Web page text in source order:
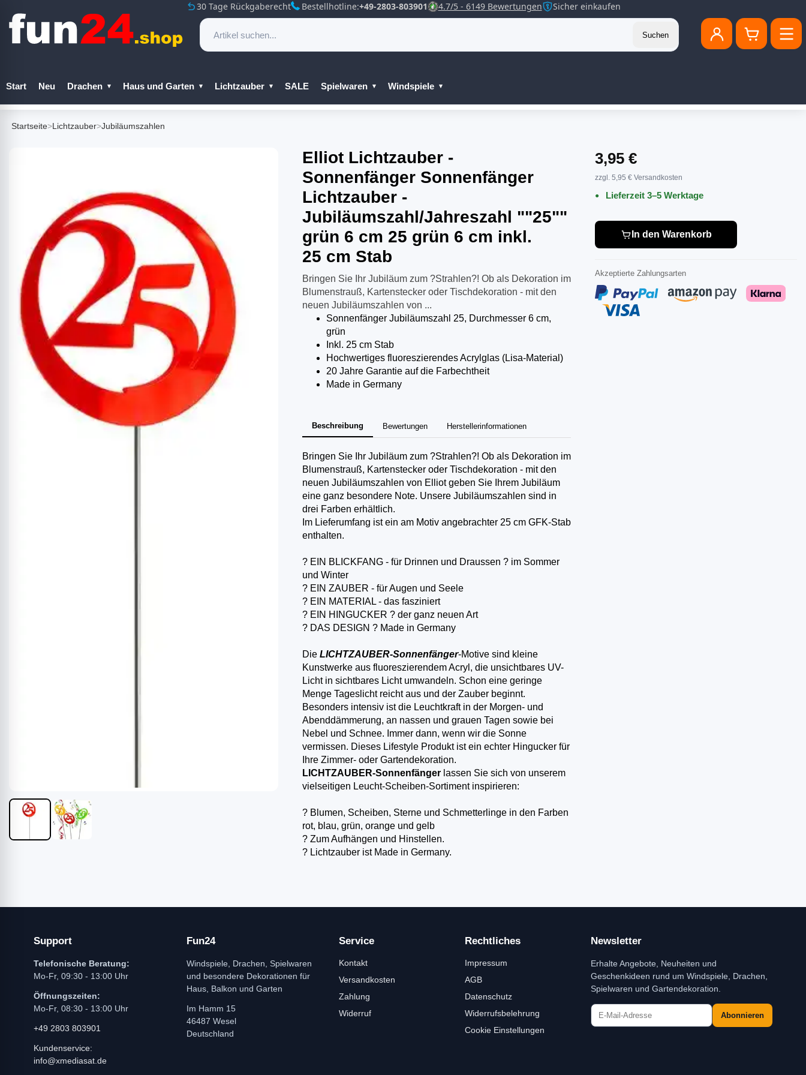
30 Tage Rückgaberecht Bestellhotline:+49-2803-803901 4.7/5 - 6149 Bewertungen Sicher einkaufen
Suchen
Start Neu Drachen Haus und Garten Lichtzauber SALE Spielwaren Windspiele
Startseite>Lichtzauber>Jubiläumszahlen
Elliot Lichtzauber -
Sonnenfänger Sonnenfänger
Lichtzauber -
Jubiläumszahl/Jahreszahl ""25""
grün 6 cm 25 grün 6 cm inkl.
25 cm Stab
Bringen Sie Ihr Jubiläum zum ?Strahlen?! Ob als Dekoration im
Blumenstrauß, Kartenstecker oder Tischdekoration - mit den
neuen Jubiläumszahlen von ...
Sonnenfänger Jubiläumszahl 25, Durchmesser 6 cm,
grün
Inkl. 25 cm Stab
Hochwertiges fluoreszierendes Acrylglas (Lisa-Material)
20 Jahre Garantie auf die Farbechtheit
Made in Germany
Beschreibung Bewertungen Herstellerinformationen
Bringen Sie Ihr Jubiläum zum ?Strahlen?! Ob als Dekoration im
Blumenstrauß, Kartenstecker oder Tischdekoration - mit den
neuen Jubiläumszahlen von Elliot geben Sie Ihrem Jubiläum
eine ganz besondere Note. Unsere Jubiläumszahlen sind in
drei Farben erhältlich.
Im Lieferumfang ist ein am Motiv angebrachter 25 cm GFK-Stab
enthalten.
? EIN BLICKFANG - für Drinnen und Draussen ? im Sommer
und Winter
? EIN ZAUBER - für Augen und Seele
? EIN MATERIAL - das fasziniert
? EIN HINGUCKER ? der ganz neuen Art
? DAS DESIGN ? Made in Germany
Die LICHTZAUBER-Sonnenfänger-Motive sind kleine
Kunstwerke aus fluoreszierendem Acryl, die unsichtbares UV-
Licht in sichtbares Licht umwandeln. Schon eine geringe
Menge Tageslicht reicht aus und der Zauber beginnt.
Besonders intensiv ist die Leuchtkraft in der Morgen- und
Abenddämmerung, an nassen und grauen Tagen sowie bei
Nebel und Schnee. Immer dann, wenn wir die Sonne
vermissen. Dieses Lifestyle Produkt ist ein echter Hingucker für
Ihre Zimmer- oder Gartendekoration.
LICHTZAUBER-Sonnenfängerlassen Sie sich von unserem
vielseitigen Leucht-Scheiben-Sortiment inspirieren:
? Blumen, Scheiben, Sterne und Schmetterlinge in den Farben
rot, blau, grün, orange und gelb
? Zum Aufhängen und Hinstellen.
? Lichtzauber ist Made in Germany.
3,95 €
zzgl. 5,95 € Versandkosten
Lieferzeit 3–5 Werktage
In den Warenkorb
Akzeptierte Zahlungsarten
Support
Telefonische Beratung:
Mo-Fr, 09:30 - 13:00 Uhr
Öffnungszeiten:
Mo-Fr, 08:30 - 13:00 Uhr
+49 2803 803901
Kundenservice:
info@xmediasat.de
Fun24
Windspiele, Drachen, Spielwaren
und besondere Dekorationen für
Haus, Balkon und Garten
Im Hamm 15
46487 Wesel
Deutschland
Service
Kontakt
Versandkosten
Zahlung
Widerruf
Rechtliches
Impressum
AGB
Datenschutz
Widerrufsbelehrung
Cookie Einstellungen
Newsletter
Erhalte Angebote, Neuheiten und
Geschenkideen rund um Windspiele, Drachen,
Spielwaren und Gartendekoration.
Abonnieren